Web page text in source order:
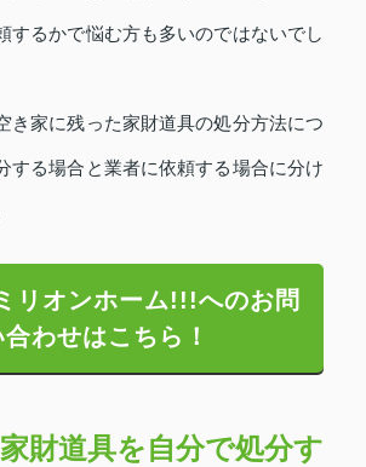
するかで悩む方も多いのではないでし
き家に残った家財道具の処分方法につ
する場合と業者に依頼する場合に分け
リオンホーム!!!へのお問
合わせはこちら！
財道具を自分で処分す